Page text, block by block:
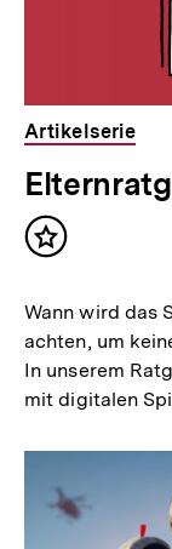
Artikelserie
Inhalt
Wann wird das
achten, um
In unserem
mit digitalen